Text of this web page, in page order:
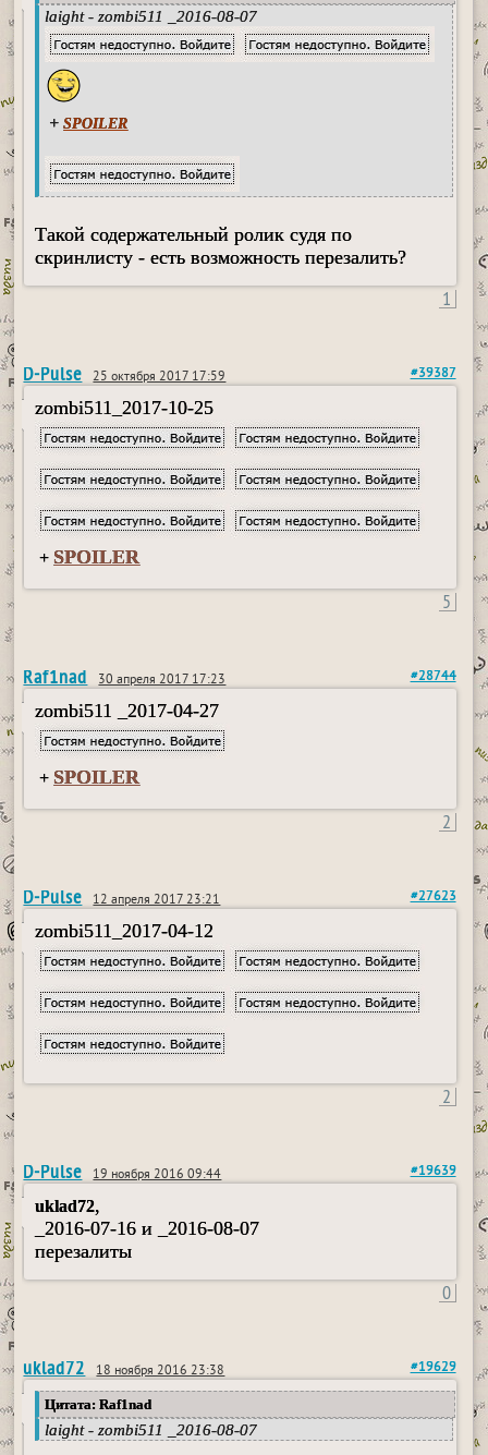
laight - zombi511 _2016-08-07
+SPOILER
Такой содержательный ролик судя по
скринлисту - есть возможность перезалить?
1
D-Pulse 25 октября 2017 17:59 #39387
zombi511_2017-10-25
+ SPOILER
5
Raf1nad 30 апреля 2017 17:23 #28744
zombi511 _2017-04-27
+ SPOILER
2
D-Pulse 12 апреля 2017 23:21 #27623
zombi511_2017-04-12
2
D-Pulse 19 ноября 2016 09:44 #19639
uklad72,
_2016-07-16 и _2016-08-07
перезалиты
0
uklad72 18 ноября 2016 23:38 #19629
Цитата: Raf1nad
laight - zombi511 _2016-08-07